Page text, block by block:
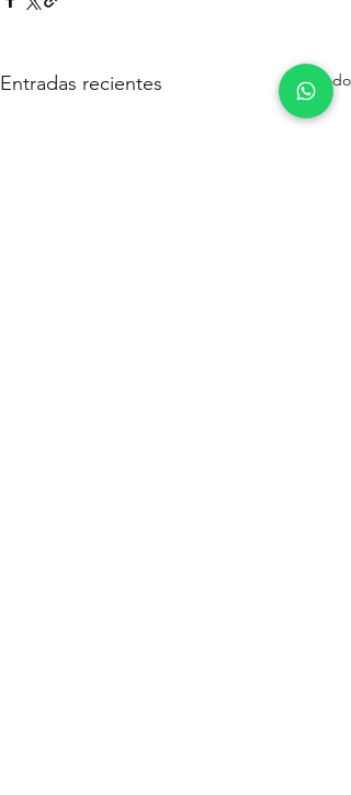
Entradas recientes Ver todo